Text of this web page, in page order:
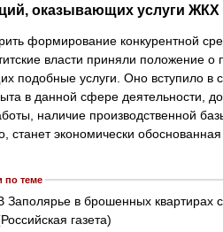
оказывающих услуги ЖКХ
формирование конкурентной
власти приняли положение о
подобные услуги. Оно вступило в
в данной сфере деятельности,
наличие производственной
станет экономически обоснованная
по теме
Заполярье в брошенных квартирах
газета)